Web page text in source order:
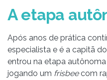
A etapa
Após anos de prática
especialista e é a capitã
entrou na etapa
jogando um frisbeecom